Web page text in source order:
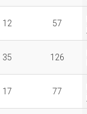
12 57
35 126
17 77